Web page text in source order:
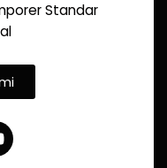
Standar